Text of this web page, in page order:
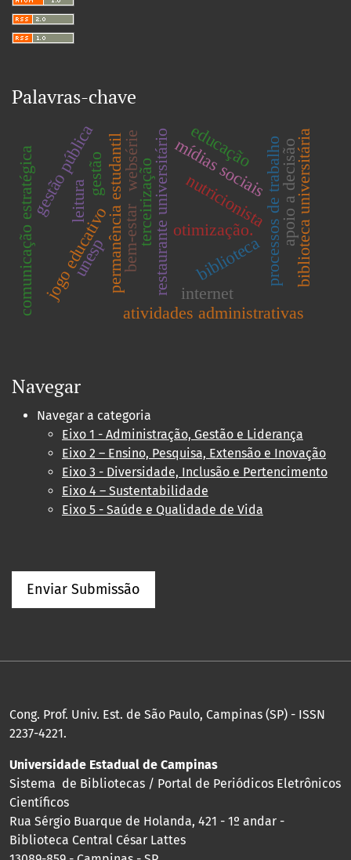
Palavras-chave
restaurante universitário nutricionista
terceirização
permanência estudantil otimização. processos de trabalho
atividades administrativas
bem-estar biblioteca
jogo educativo
leitura
gestão pública mídias sociais biblioteca universitária
internet
educação
unesp
comunicação estratégica websérie apoio a decisão
gestão
Navegar
Navegar a categoria
Eixo 1 - Administração, Gestão e Liderança
Eixo 2 – Ensino, Pesquisa, Extensão e Inovação
Eixo 3 - Diversidade, Inclusão e Pertencimento
Eixo 4 – Sustentabilidade
Eixo 5 - Saúde e Qualidade de Vida
Enviar Submissão
Cong. Prof. Univ. Est. de São Paulo, Campinas (SP) - ISSN
2237-4221.
Universidade Estadual de Campinas
Sistema de Bibliotecas / Portal de Periódicos Eletrônicos
Científicos
Rua Sérgio Buarque de Holanda, 421 - 1º andar -
Biblioteca Central César Lattes